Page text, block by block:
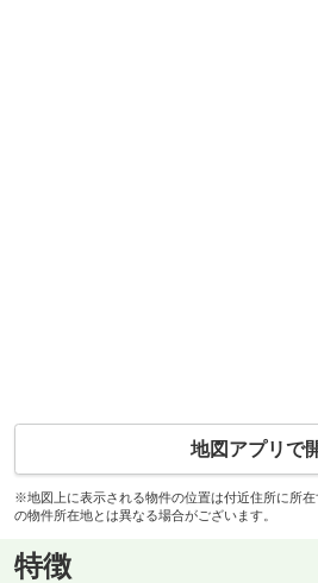
地図アプリで
※地図上に表示される物件の位置は付近住所に所
の物件所在地とは異なる場合がございます。
特徴